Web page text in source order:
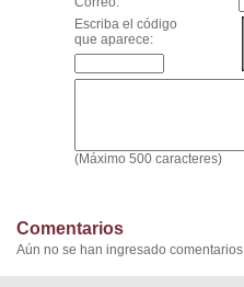
Escriba el código
que aparece:
(Máximo 500 caracteres)
Comentarios
Aún no se han ingresado comentarios